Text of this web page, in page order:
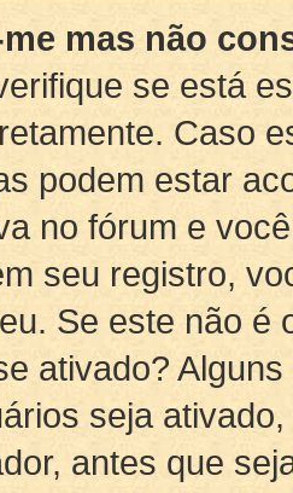
mas não
se está
Caso
podem estar
no fórum e
seu registro,
Se este não é
ativado?
seja
antes que